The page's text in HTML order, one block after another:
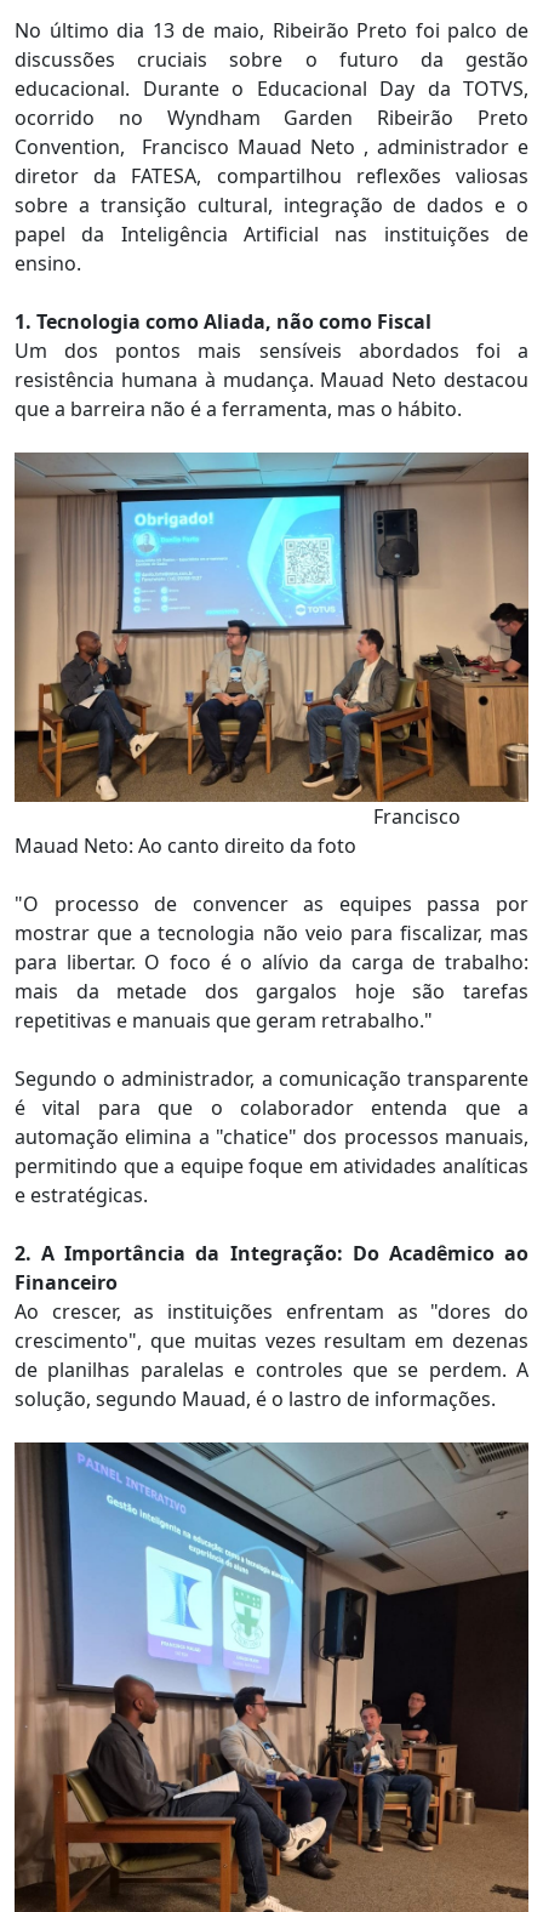
No último dia 13 de maio, Ribeirão Preto foi palco de
discussões cruciais sobre o futuro da gestão
educacional. Durante o Educacional Day da TOTVS,
ocorrido no Wyndham Garden Ribeirão Preto
Convention, Francisco Mauad Neto , administrador e
diretor da FATESA, compartilhou reflexões valiosas
sobre a transição cultural, integração de dados e o
papel da Inteligência Artificial nas instituições de
ensino.
1. Tecnologia como Aliada, não como Fiscal
Um dos pontos mais sensíveis abordados foi a
resistência humana à mudança. Mauad Neto destacou
que a barreira não é a ferramenta, mas o hábito.
Francisco
Mauad Neto: Ao canto direito da foto
"O processo de convencer as equipes passa por
mostrar que a tecnologia não veio para fiscalizar, mas
para libertar. O foco é o alívio da carga de trabalho:
mais da metade dos gargalos hoje são tarefas
repetitivas e manuais que geram retrabalho."
Segundo o administrador, a comunicação transparente
é vital para que o colaborador entenda que a
automação elimina a "chatice" dos processos manuais,
permitindo que a equipe foque em atividades analíticas
e estratégicas.
2. A Importância da Integração: Do Acadêmico ao
Financeiro
Ao crescer, as instituições enfrentam as "dores do
crescimento", que muitas vezes resultam em dezenas
de planilhas paralelas e controles que se perdem. A
solução, segundo Mauad, é o lastro de informações.